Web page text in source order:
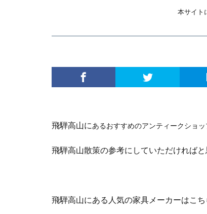
本サイト
飛騨高山にあるおすすめのアンティークショ
飛騨高山散策の参考にしていただければと
飛騨高山にある人気の家具メーカーはこち